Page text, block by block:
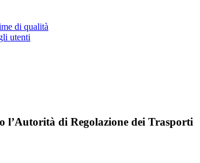
di qualità
utenti
di Regolazione dei Trasporti